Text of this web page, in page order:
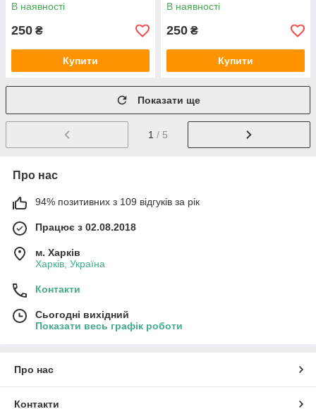
В наявності
250 ₴
Купити
В наявності
250 ₴
Купити
Показати ще
1 / 5
Про нас
94% позитивних з 109 відгуків за рік
Працює з 02.08.2018
м. Харків
Харків, Україна
Контакти
Сьогодні вихідний
Показати весь графік роботи
Про нас
Контакти